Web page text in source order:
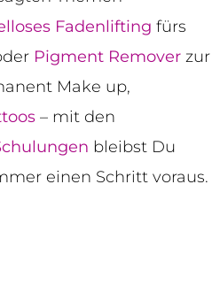
Fadenlifting fürs
Pigment Remover zur
Make up,
– mit den
bleibst Du
einen Schritt voraus.